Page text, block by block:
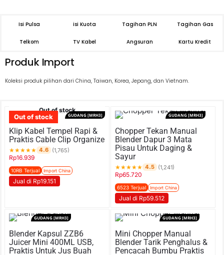
Isi Pulsa isi Kuota Tagihan PLN Tagihan Gas
Telkom TV Kabel Angsuran Kartu Kredit
Produk Import
Koleksi produk pilihan dari China, Taiwan, Korea, Jepang, dan Vietnam.
Out of stock
Out of stock
GUDANG [MRH3]
Klip Kabel Tempel Rapi &
Praktis Cable Clip Organize
★★★★★ 4.6 (1,765)
Rp16.939
10RB Terjual Import China
Jual di Rp19.151
GUDANG [MRH3]
Chopper Tekan Manual
Blender Dapur 3 Mata
Pisau Untuk Daging &
Sayur
★★★★★ 4.5 (1,241)
Rp65.720
6523 Terjual Import China
Jual di Rp59.512
GUDANG [MRH3]
Blender Kapsul ZZB6
Juicer Mini 400ML USB,
Praktis Untuk Jus Buah
GUDANG [MRH3]
Mini Chopper Manual
Blender Tarik Penghalus &
Pencacah Bumbu Praktis